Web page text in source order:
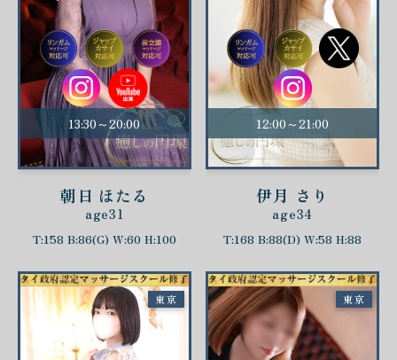
13:30～20:00
朝日 ほたる
age31
T:158 B:86(G) W:60 H:100
12:00～21:00
伊月 さり
age34
T:168 B:88(D) W:58 H:88
東京 東京